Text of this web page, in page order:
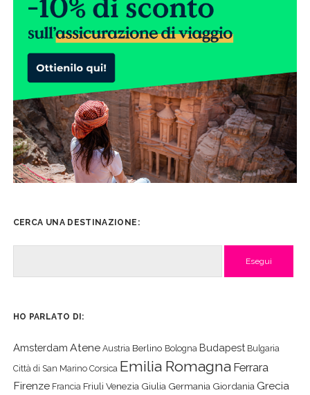
CERCA UNA DESTINAZIONE:
HO PARLATO DI:
Amsterdam Atene Austria Berlino Bologna Budapest Bulgaria
Città di San Marino Corsica Emilia Romagna Ferrara
Firenze Francia Friuli Venezia Giulia Germania Giordania Grecia